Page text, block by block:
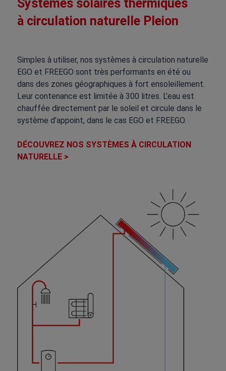
Systèmes solaires thermiques
à circulation naturelle Pleion
Simples à utiliser, nos systèmes à circulation naturelle
EGO et FREEGO sont très performants en été ou
dans des zones géographiques à fort ensoleillement.
Leur contenance est limitée à 300 litres. L’eau est
chauffée directement par le soleil et circule dans le
système d’appoint, dans le cas EGO et FREEGO.
DÉCOUVREZ NOS SYSTÈMES À CIRCULATION
NATURELLE >